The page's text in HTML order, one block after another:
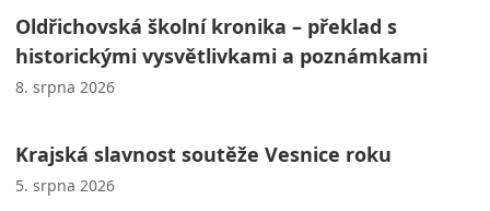
Oldřichovská školní kronika – překlad s
historickými vysvětlivkami a poznámkami
8. srpna 2026
Krajská slavnost soutěže Vesnice roku
5. srpna 2026